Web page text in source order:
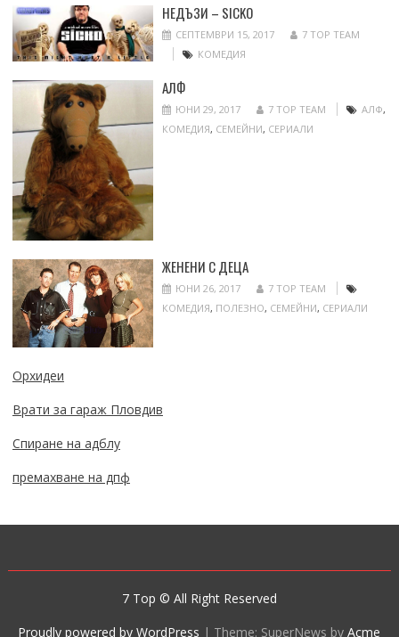
НЕДЪЗИ – SICKO
СЕПТЕМВРИ 15, 2017
7 TOP TEAM
КОМЕДИЯ
АЛФ
ЮНИ 29, 2017 7 TOP TEAM АЛФ,
КОМЕДИЯ, СЕМЕЙНИ, СЕРИАЛИ
ЖЕНЕНИ С ДЕЦА
ЮНИ 26, 2017
7 TOP TEAM
КОМЕДИЯ, ПОЛЕЗНО, СЕМЕЙНИ, СЕРИАЛИ
Орхидеи
Врати за гараж Пловдив
Спиране на адблу
премахване на дпф
7 Top © All Right Reserved
Proudly powered by WordPress | Theme: SuperNews byAcme